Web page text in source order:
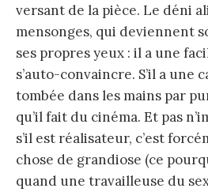
versant de la pièce. Le déni
mensonges, qui deviennent
ses propres yeux : il a une
s’auto-convaincre. S’il a une
tombée dans les mains par
qu’il fait du cinéma. Et pas
s’il est réalisateur, c’est
chose de grandiose (ce
quand une travailleuse du